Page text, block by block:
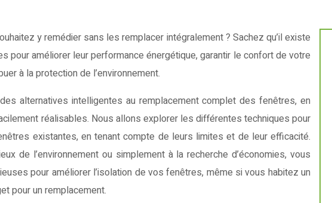
améliorer leur performance énergétique, garantir le confort de votre
à la protection de l’environnement.
alternatives intelligentes au remplacement complet des fenêtres, en
réalisables. Nous allons explorer les différentes techniques pour
existantes, en tenant compte de leurs limites et de leur efficacité.
de l’environnement ou simplement à la recherche d’économies, vous
pour améliorer l’isolation de vos fenêtres, même si vous habitez un
pour un remplacement.